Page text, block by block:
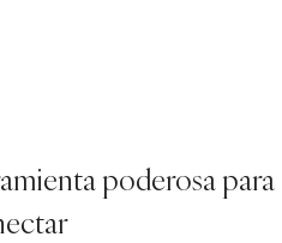
poderosa para